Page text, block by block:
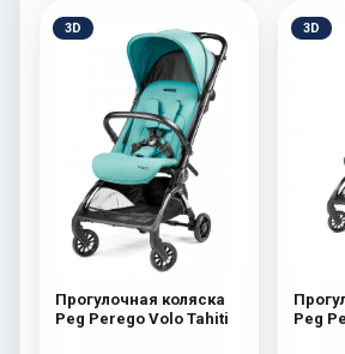
3D
Прогулочная коляска
Peg Perego Volo Tahiti
3D
Peg